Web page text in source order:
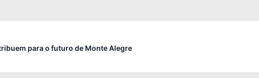
para o futuro de Monte Alegre